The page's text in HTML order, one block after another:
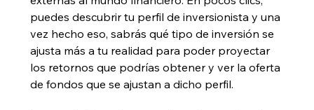
puedes descubrir tu perfil de inversionista y una
vez hecho eso, sabrás qué tipo de inversión se
ajusta más a tu realidad para poder proyectar
los retornos que podrías obtener y ver la oferta
de fondos que se ajustan a dicho perfil.